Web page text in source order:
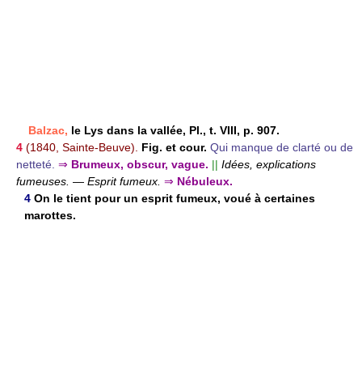
Balzac, le Lys dans la vallée, Pl., t. VIII, p. 907.
4 (1840, Sainte-Beuve). Fig. et cour. Qui manque de clarté ou de
netteté. ⇒ Brumeux, obscur, vague. || Idées, explications
fumeuses. — Esprit fumeux. ⇒ Nébuleux.
4 On le tient pour un esprit fumeux, voué à certaines
marottes.